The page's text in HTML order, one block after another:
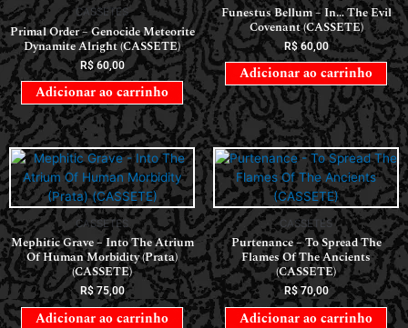
CASSETES
Primal Order – Genocide Meteorite
Dynamite Alright (CASSETE)
R$60,00
Adicionar ao carrinho
Funestus Bellum – In… The Evil
Covenant (CASSETE)
R$60,00
Adicionar ao carrinho
CASSETES
Mephitic Grave – Into The Atrium
Of Human Morbidity (Prata)
(CASSETE)
R$75,00
Adicionar ao carrinho
CASSETES
Purtenance – To Spread The
Flames Of The Ancients
(CASSETE)
R$70,00
Adicionar ao carrinho